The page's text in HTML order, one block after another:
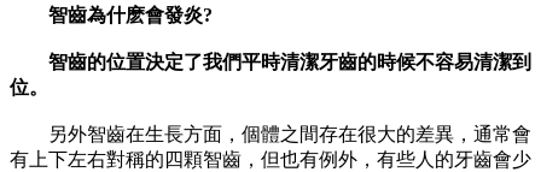
智齒為什麽會發炎?
智齒的位置決定了我們平時清潔牙齒的時候不容易清潔到
位。
另外智齒在生長方面，個體之間存在很大的差異，通常會
有上下左右對稱的四顆智齒，但也有例外，有些人的牙齒會少